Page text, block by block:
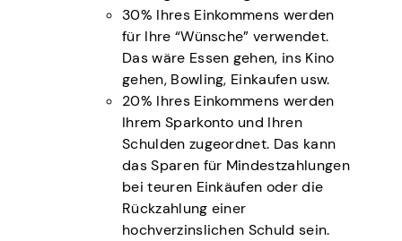
30% Ihres Einkommens werden
für Ihre “Wünsche” verwendet.
Das wäre Essen gehen, ins Kino
gehen, Bowling, Einkaufen usw.
20% Ihres Einkommens werden
Ihrem Sparkonto und Ihren
Schulden zugeordnet. Das kann
das Sparen für Mindestzahlungen
bei teuren Einkäufen oder die
Rückzahlung einer
hochverzinslichen Schuld sein.